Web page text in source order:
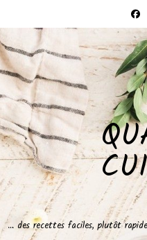
… des recettes faciles, plutôt